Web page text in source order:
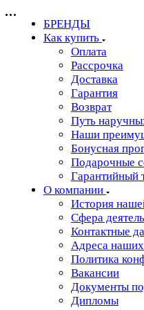
БРЕНДЫ
Как купить
Оплата
Рассрочка
Доставка
Гарантия
Возврат
Путь
Наши
Бонусная
Подарочные
Гарантийный
О компании
История
Сфера
Контактные
Адреса
Политика
Вакансии
Документы
Дипломы